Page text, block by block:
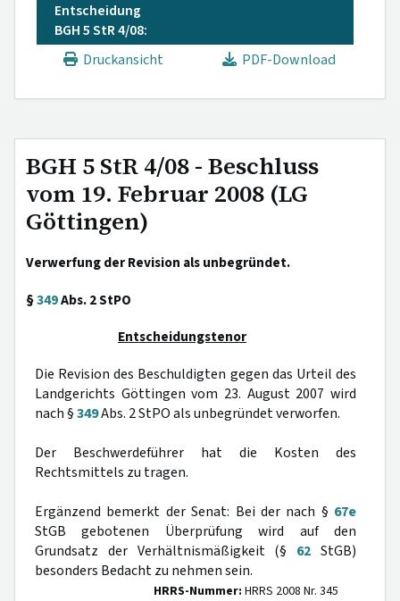
Entscheidung
BGH 5 StR 4/08:
Druckansicht
PDF-Download
BGH 5 StR 4/08 - Beschluss
vom 19. Februar 2008 (LG
Göttingen)
Verwerfung der Revision als unbegründet.
§349Abs. 2 StPO
Entscheidungstenor
Die Revision des Beschuldigten gegen das Urteil des
Landgerichts Göttingen vom 23. August 2007 wird
nach §349Abs. 2 StPO als unbegründet verworfen.
Der Beschwerdeführer hat die Kosten des
Rechtsmittels zu tragen.
Ergänzend bemerkt der Senat: Bei der nach § 67e
StGB gebotenen Überprüfung wird auf den
Grundsatz der Verhältnismäßigkeit (§ 62 StGB)
besonders Bedacht zu nehmen sein.
HRRS-Nummer: HRRS 2008 Nr. 345